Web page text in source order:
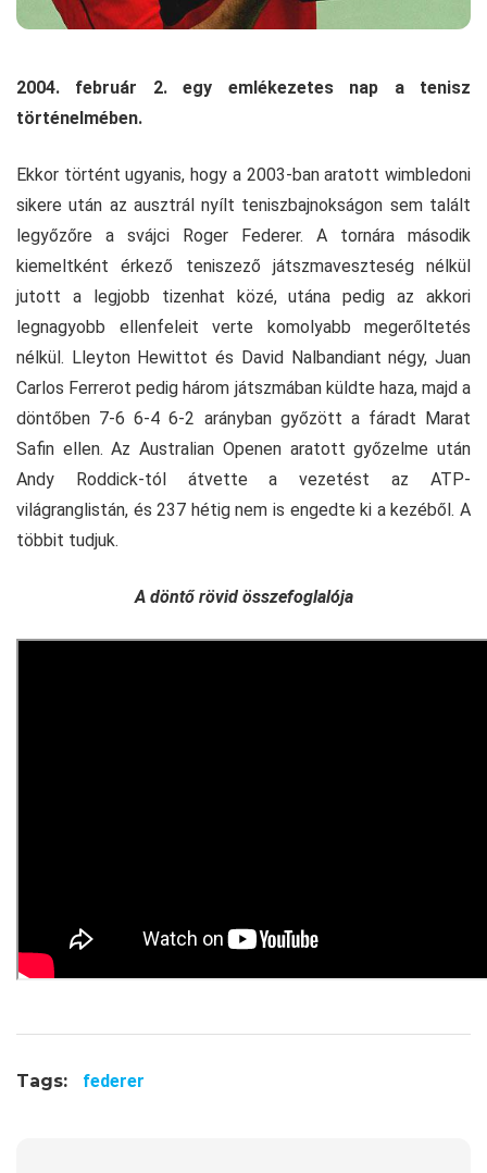
2004. február 2. egy emlékezetes nap a tenisz
történelmében.
Ekkor történt ugyanis, hogy a 2003-ban aratott wimbledoni
sikere után az ausztrál nyílt teniszbajnokságon sem talált
legyőzőre a svájci Roger Federer. A tornára második
kiemeltként érkező teniszező játszmaveszteség nélkül
jutott a legjobb tizenhat közé, utána pedig az akkori
legnagyobb ellenfeleit verte komolyabb megerőltetés
nélkül. Lleyton Hewittot és David Nalbandiant négy, Juan
Carlos Ferrerot pedig három játszmában küldte haza, majd a
döntőben 7-6 6-4 6-2 arányban győzött a fáradt Marat
Safin ellen. Az Australian Openen aratott győzelme után
Andy Roddick-tól átvette a vezetést az ATP-
világranglistán, és 237 hétig nem is engedte ki a kezéből. A
többit tudjuk.
A döntő rövid összefoglalója
Tags: federer